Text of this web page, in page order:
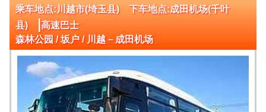
乘车地点:川越市(埼玉县) 下车地点:成田机场(千叶
县) |高速巴士
森林公园 / 坂户 / 川越－成田机场